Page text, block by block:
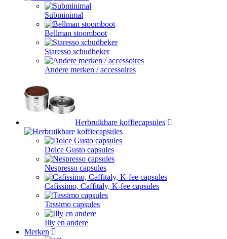
Subminimal
Bellman stoomboot
Staresso schudbeker
Andere merken / accessoires
Herbruikbare koffiecapsules
Dolce Gusto capsules
Nespresso capsules
Cafissimo, Caffitaly, K-fee capsules
Tassimo capsules
Illy en andere
Merken